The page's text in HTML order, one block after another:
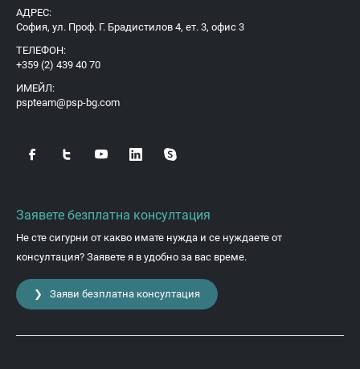
АДРЕС:
София, ул. Проф. Г. Брадистилов 4, ет. 3, офис 3
ТЕЛЕФОН:
+359 (2) 439 40 70
ИМЕЙЛ:
pspteam@psp-bg.com
Заявете безплатна консултация
Не сте сигурни от какво имате нужда и се нуждаете от
консултация? Заявете я в удобно за вас време.
❯ Заяви безплатна консултация